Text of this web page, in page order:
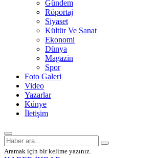
Gündem
Röportaj
Siyaset
Kültür Ve Sanat
Ekonomi
Dünya
Magazin
Spor
Foto Galeri
Video
Yazarlar
Künye
İletişim
Aramak için bir kelime yazınız.